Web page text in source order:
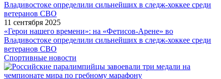
11 сентября 2025
«Герои нашего времени»: на «Фетисов-Арене» во
Владивостоке определили сильнейших в следж-хоккее среди
ветеранов СВО
Спортивные новости